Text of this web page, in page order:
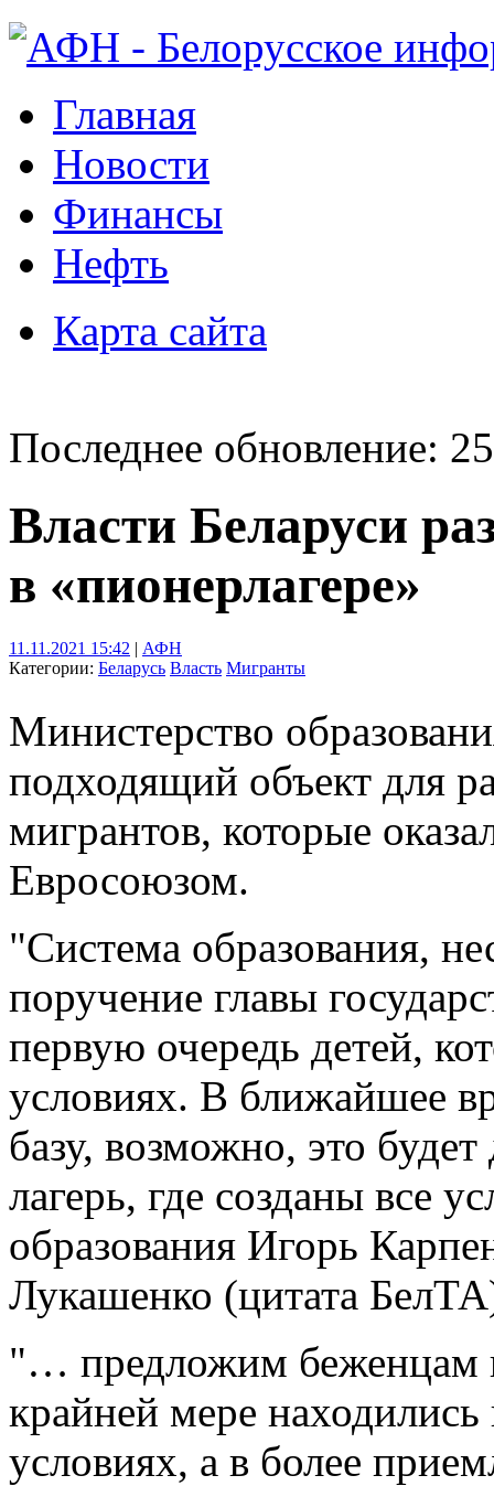
Главная
Новости
Финансы
Нефть
Карта сайта
Последнее обновление:
Власти Беларуси
в «пионерлагере»
11.11.2021 15:42 | АФН
Категории: Беларусь Власть Мигранты
Министерство
подходящий объект для
мигрантов, которые
Евросоюзом.
"Система образования,
поручение главы
первую очередь детей,
условиях. В ближайшее
базу, возможно, это
лагерь, где созданы все
образования Игорь
Лукашенко (цитата
"… предложим беженцам
крайней мере
условиях, а в более